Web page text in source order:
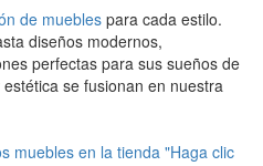
de muebles para cada estilo.
diseños modernos,
perfectas para sus sueños de
se fusionan en nuestra
muebles en la tienda "Haga clic